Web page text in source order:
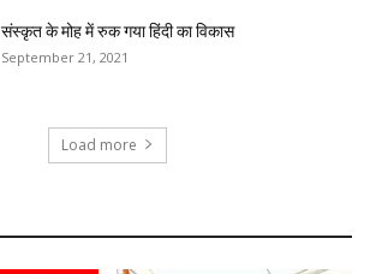
संस्कृत के मोह में रुक गया हिंदी का विकास
September 21, 2021
Load more